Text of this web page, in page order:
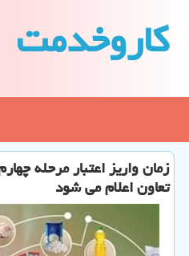
كاروخدمت
زمان واریز اعتبار مرحله
تعاون اعلام می شود